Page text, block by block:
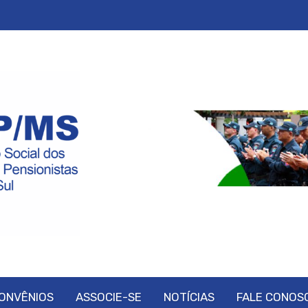
ASSOCIE-SE NOTÍCIAS FALE